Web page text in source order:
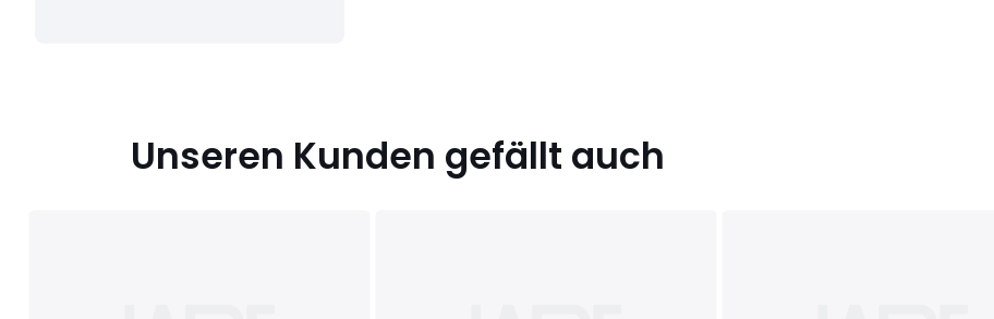
Unseren Kunden gefällt auch